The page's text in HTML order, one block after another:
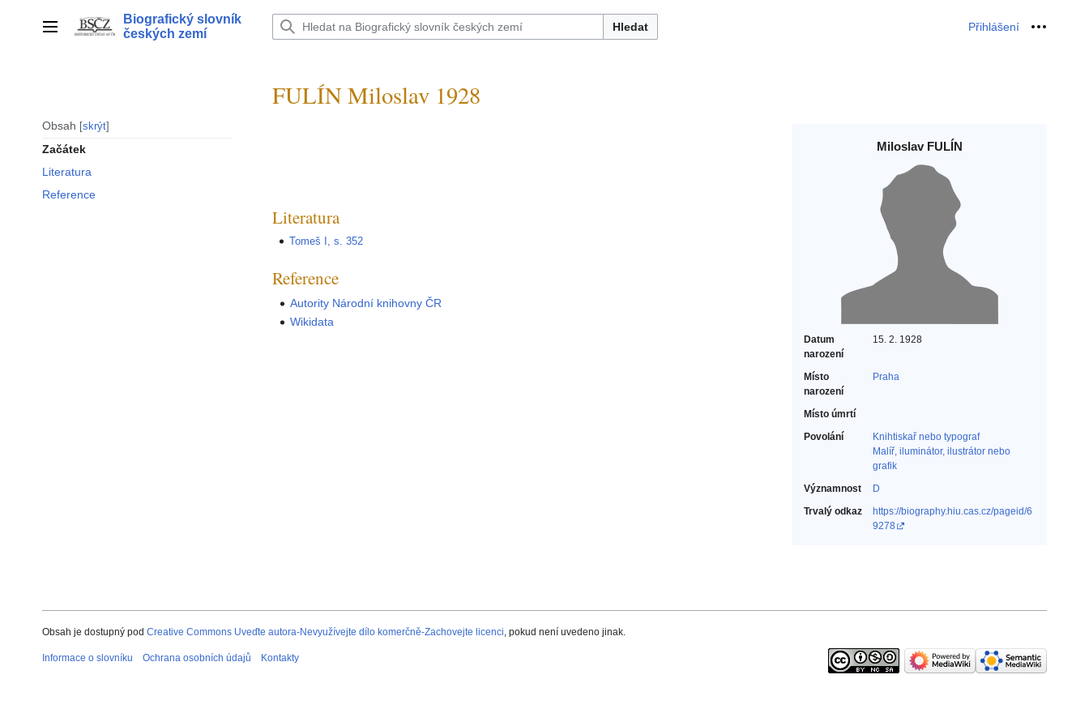
Hlavní menu
Biografický slovník
českých zemí
Hledat Přihlášení Osobní
Obsah skrýt
Začátek
Literatura
Reference
FULÍN Miloslav 1928
Miloslav FULÍN
Datum
narození
15. 2. 1928
Místo
narození
Praha
Místo úmrtí
Povolání
Knihtiskař nebo typograf‎
Malíř, iluminátor, ilustrátor nebo
grafik‎
Významnost
D
Trvalý odkaz
https://biography.hiu.cas.cz/pageid/6
9278
Literatura
Tomeš I, s. 352
Reference
Autority Národní knihovny ČR
Wikidata
Obsah je dostupný pod Creative Commons Uveďte autora-Nevyužívejte dílo komerčně-Zachovejte licenci, pokud není uvedeno jinak.
Informace o slovníku Ochrana osobních údajů Kontakty